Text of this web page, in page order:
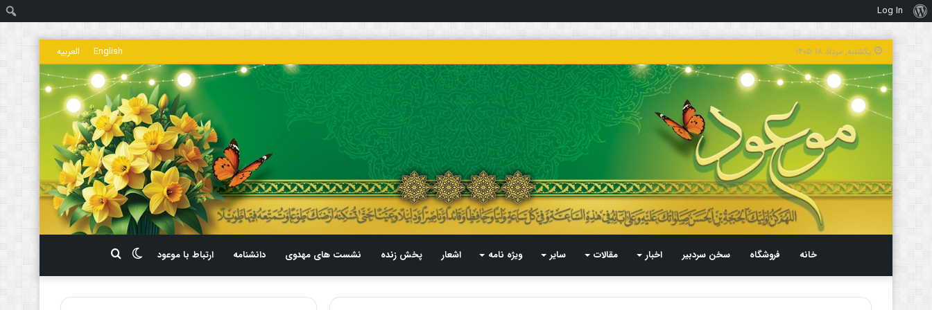
درباره
وردپرس
Log In
یکشنبه, مرداد ۱۸ ۱۴۰۵ English العربیه
خانه فروشگاه سخن سردبیر اخبار مقالات سایر ویژه نامه اشعار پخش زنده نشست های مهدوی دانشنامه ارتباط با موعود
برای
تغییر
پوسته